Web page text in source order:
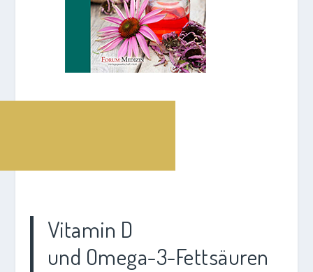
Vitamin D
und Omega-3-Fettsäuren